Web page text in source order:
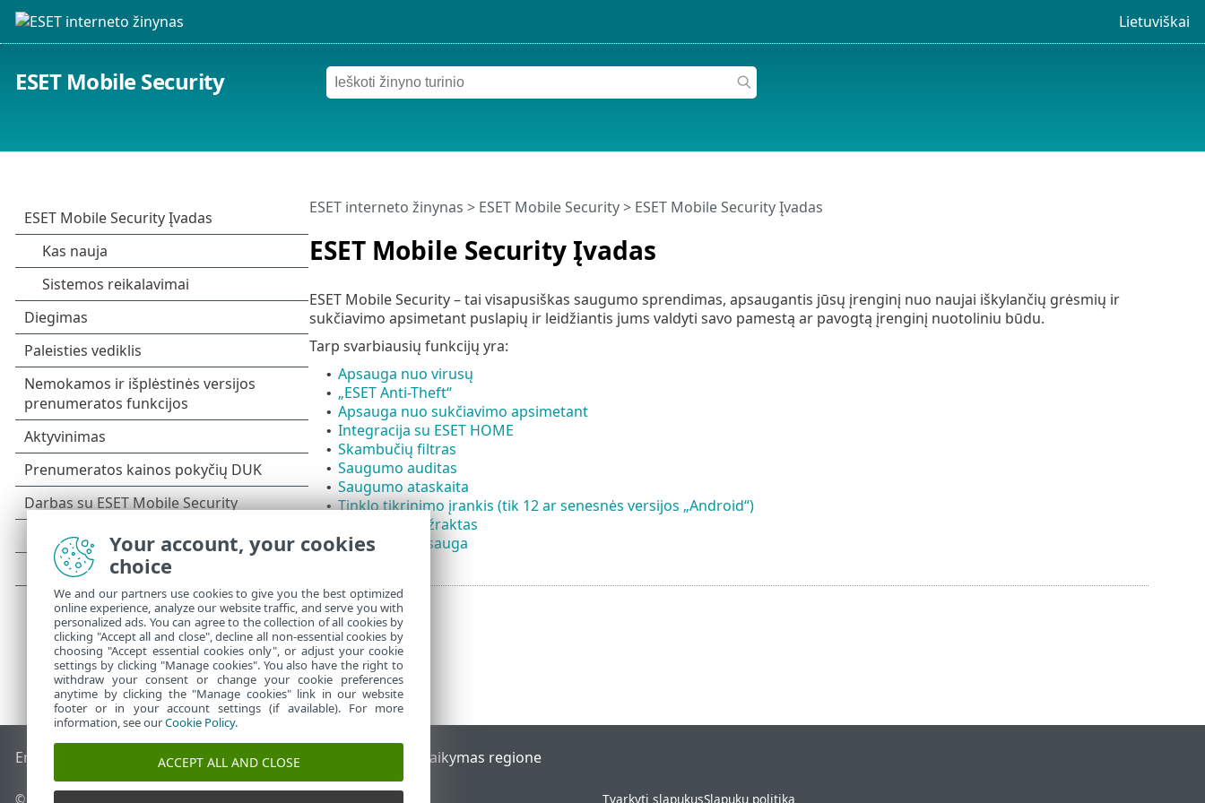
Lietuviškai
ESET Mobile Security
ESET Mobile Security Įvadas
ESET interneto žinynas > ESET Mobile Security> ESET Mobile Security Įvadas
ESET Mobile Security – tai visapusiškas saugumo sprendimas, apsaugantis jūsų įrenginį nuo naujai iškylančių grėsmių ir
sukčiavimo apsimetant puslapių ir leidžiantis jums valdyti savo pamestą ar pavogtą įrenginį nuotoliniu būdu.
Tarp svarbiausių funkcijų yra:
• Apsauga nuo virusų
• „ESET Anti-Theft“
• Apsauga nuo sukčiavimo apsimetant
• Integracija su ESET HOME
• Skambučių filtras
• Saugumo auditas
• Saugumo ataskaita
• Tinklo tikrinimo įrankis (tik 12 ar senesnės versijos „Android“)
Programos užraktas
• Mokėjimų apsauga
End of Life ESET žinių bazėESET forumasESET Status Portal Palaikymas regione
© 1992 - 2026 ESET, spol. s r.o. - Visos teisės saugomos. Tvarkyti slapukusSlapukų politika
Your account, your cookies
choice
We and our partners use cookies to give you the best optimized
online experience, analyze our website traffic, and serve you with
personalized ads. You can agree to the collection of all cookies by
clicking "Accept all and close", decline all non-essential cookies by
choosing "Accept essential cookies only", or adjust your cookie
settings by clicking "Manage cookies". You also have the right to
withdraw your consent or change your cookie preferences
anytime by clicking the "Manage cookies" link in our website
footer or in your account settings (if available). For more
information, see ourCookie Policy.
ACCEPT ALL AND CLOSE